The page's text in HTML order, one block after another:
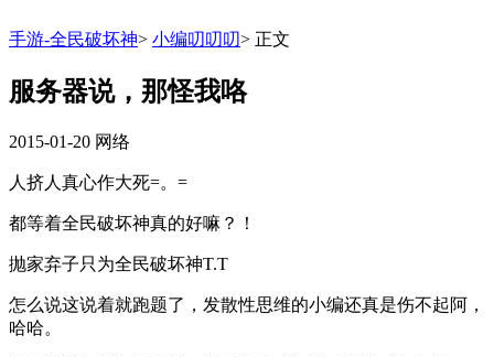
手游-全民破坏神> 小编叨叨叨> 正文
服务器说，那怪我咯
2015-01-20 网络
人挤人真心作大死=。=
都等着全民破坏神真的好嘛？！
抛家弃子只为全民破坏神T.T
怎么说这说着就跑题了，发散性思维的小编还真是伤不起阿，
哈哈。